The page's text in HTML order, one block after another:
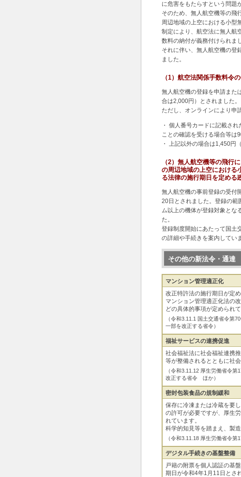
に危害をもたらすという問題
そのため、無人航空機等の飛
周辺地域の上空における小型
制定により、航空法に無人航
数料の納付が義務付けられま
それに伴い、無人航空機の登
ました。
（1）航空法関係手数料令
無人航空機の登録を申請また
合は2,000円）とされました。
ただし、オンラインにより申
・ 個人番号カードに記載さ
ことの確認を受ける場合等は
・ 上記以外の場合は1,450円
（2）無人航空機等の飛行
の周辺地域の上空における
る法律の施行期日を定める
無人航空機の事前登録の受付
20日とされました。登録の範
ム以上の機体が登録対象とな
た。
登録制度開始にあたって国土
の詳細や手続きを案内してい
その他の新法令・通達
マンション管理適正化
改正特許法の施行期日が定め
マンション管理適正化法の
どの具体的事項が定められて
（令和3.11.1 国土交通省令第
一部を改正する省令）
福祉サービスの連携促進
社会福祉法に社会福祉連携
等が整備されるとともに社
（令和3.11.12 厚生労働省令
改正する省令 ほか）
密封包装食品の規制緩和
保存に冷凍または冷蔵を要
の許可が必要ですが、厚生
れています。
科学的知見等を踏まえ、製
（令和3.11.18 厚生労働省令第
デジタル手続きの基盤整備
戸籍の附票を個人認証の基
期日が令和4年1月11日とさ